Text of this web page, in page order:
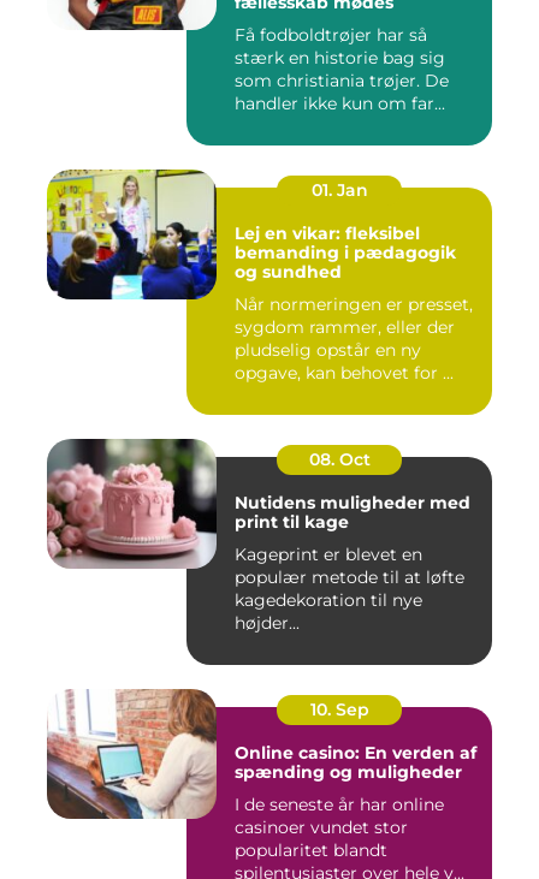
Få fodboldtrøjer har så
stærk en historie bag sig
som christiania trøjer. De
handler ikke kun om far...
01. Jan
Lej en vikar: fleksibel
bemanding i pædagogik
og sundhed
Når normeringen er presset,
sygdom rammer, eller der
pludselig opstår en ny
opgave, kan behovet for ...
08. Oct
Nutidens muligheder med
print til kage
Kageprint er blevet en
populær metode til at løfte
kagedekoration til nye
højder...
10. Sep
Online casino: En verden af
spænding og muligheder
I de seneste år har online
casinoer vundet stor
popularitet blandt
spilentusiaster over hele v...